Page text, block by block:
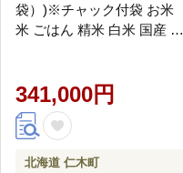
袋）)※チャック付袋 お米
米 ごはん 精米 白米 国産 北
341,000円
北海道 仁木町